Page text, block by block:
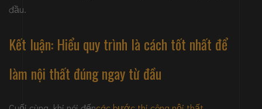
đầu.
Kết luận: Hiểu quy trình là cách tốt nhất để
làm nội thất đúng ngay từ đầu